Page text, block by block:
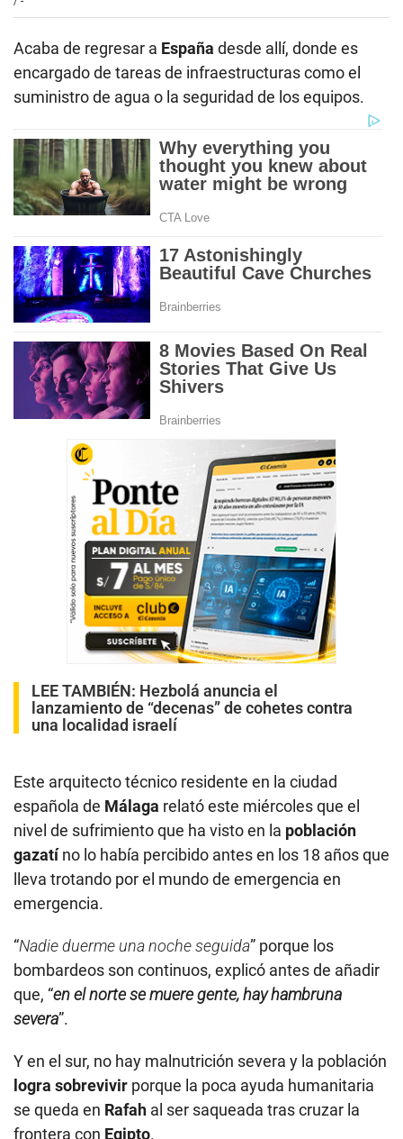
Acaba de regresar a España desde allí, donde es
encargado de tareas de infraestructuras como el
suministro de agua o la seguridad de los equipos.
LEE TAMBIÉN: Hezbolá anuncia el
lanzamiento de “decenas” de cohetes contra
una localidad israelí
Este arquitecto técnico residente en la ciudad
española de Málaga relató este miércoles que el
nivel de sufrimiento que ha visto en la población
gazatíno lo había percibido antes en los 18 años que
lleva trotando por el mundo de emergencia en
emergencia.
“Nadie duerme una noche seguida” porque los
bombardeos son continuos, explicó antes de añadir
que, “en el norte se muere gente, hay hambruna
severa”.
Y en el sur, no hay malnutrición severa y la población
logra sobrevivir porque la poca ayuda humanitaria
se queda en Rafah al ser saqueada tras cruzar la
frontera con Egipto.